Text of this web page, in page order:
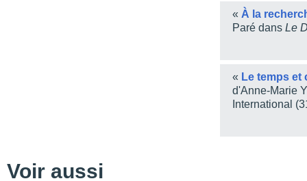
La genèse du temps
Chapitre 2 - La
Nos perceptions du
« À la
Paré dans Le
« Le temps et
d'Anne-Marie
International
Voir aussi